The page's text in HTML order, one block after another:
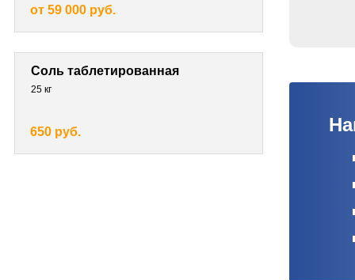
от 59 000 руб.
Соль таблетированная
25 кг
650 руб.